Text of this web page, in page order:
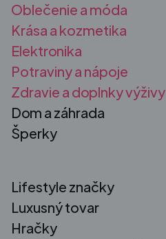
Oblečenie a móda
Krása a kozmetika
Elektronika
Potraviny a nápoje
Zdravie a doplnky výživy
Dom a záhrada
Šperky
Lifestyle značky
Luxusný tovar
Hračky